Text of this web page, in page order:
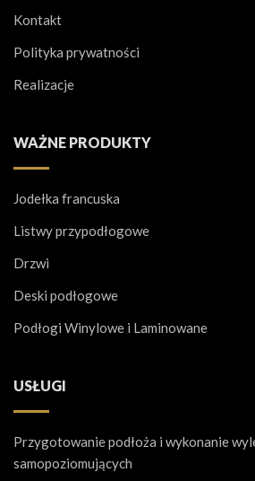
Kontakt
Polityka prywatności
Realizacje
WAŻNE PRODUKTY
Jodełka francuska
Listwy przypodłogowe
Drzwi
Deski podłogowe
Podłogi Winylowe i Laminowane
USŁUGI
Przygotowanie podłoża i wykonanie
samopoziomujących